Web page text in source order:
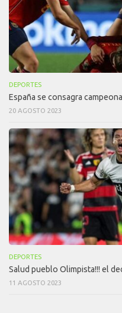
DEPORTES
España se consagra
20 AGOSTO 2023
DEPORTES
Salud pueblo Olimpista!!! el
11 AGOSTO 2023